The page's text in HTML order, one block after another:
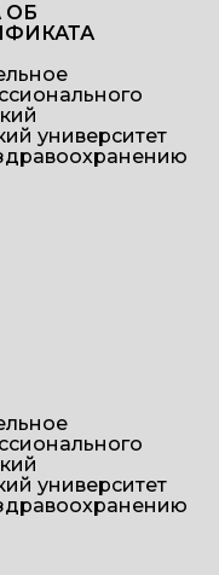
ОБ
университет
университет